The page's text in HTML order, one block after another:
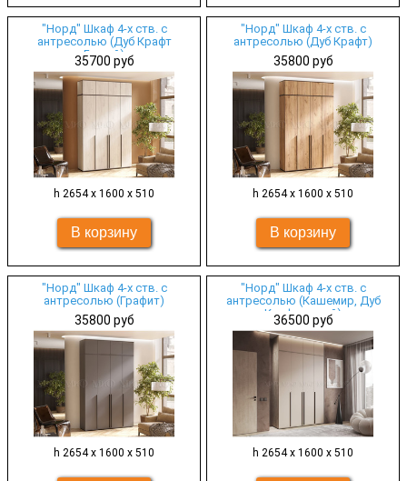
"Норд" Шкаф 4-х ств. с
антресолью (Дуб Крафт
Белый)
35700 руб
h 2654 х 1600 х 510
"Норд" Шкаф 4-х ств. с
антресолью (Дуб Крафт)
35800 руб
h 2654 х 1600 х 510
"Норд" Шкаф 4-х ств. с
антресолью (Графит)
35800 руб
h 2654 х 1600 х 510
"Норд" Шкаф 4-х ств. с
антресолью (Кашемир, Дуб
Крафт серый)
36500 руб
h 2654 х 1600 х 510